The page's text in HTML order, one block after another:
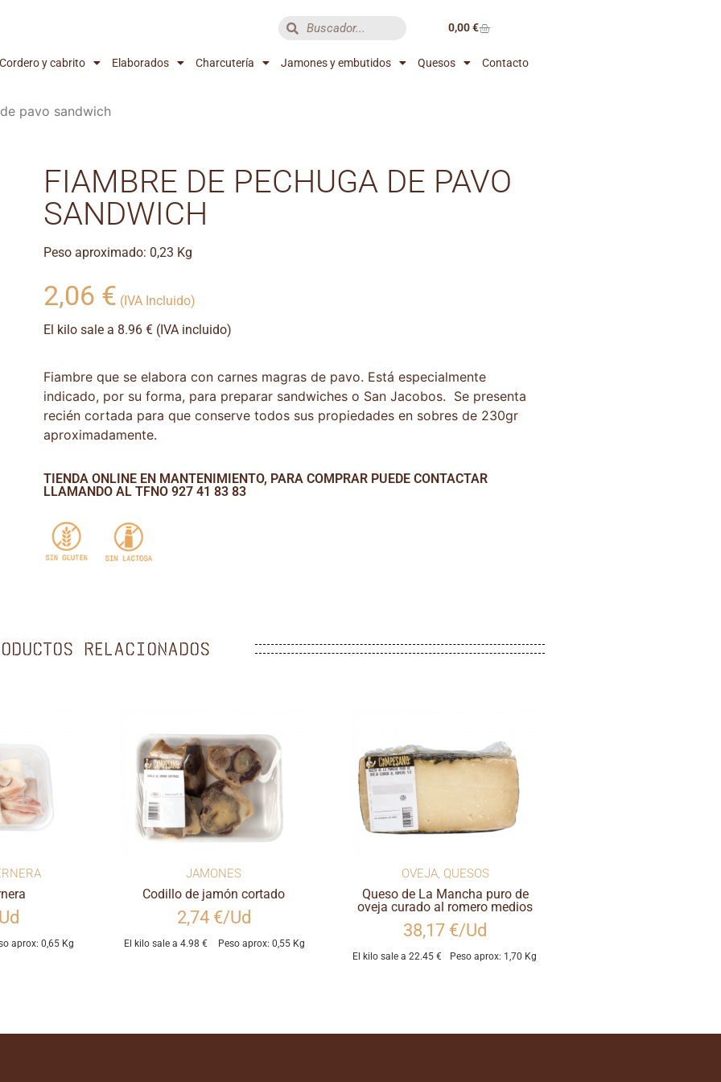
0,00€
Cordero y cabrito Elaborados Charcutería Jamones y embutidos Quesos Contacto
pavo sandwich
FIAMBRE DE PECHUGA DE PAVO
SANDWICH
Peso aproximado: 0,23 Kg
2,06 € (IVA Incluido)
El kilo sale a 8.96 € (IVA incluido)
Fiambre que se elabora con carnes magras de pavo. Está especialmente
indicado, por su forma, para preparar sandwiches o San Jacobos. Se presenta
recién cortada para que conserve todos sus propiedades en sobres de 230gr
aproximadamente.
TIENDA ONLINE EN MANTENIMIENTO, PARA COMPRAR PUEDE CONTACTAR
LLAMANDO AL TFNO 927 41 83 83
RELACIONADOS
aprox: 0,65 Kg
JAMONES
Codillo de jamón cortado
2,74 €/Ud
El kilo sale a 4.98 € Peso aprox: 0,55 Kg
OVEJA, QUESOS
Queso de La Mancha puro de
oveja curado al romero medios
38,17 €/Ud
El kilo sale a 22.45 € Peso aprox: 1,70 Kg